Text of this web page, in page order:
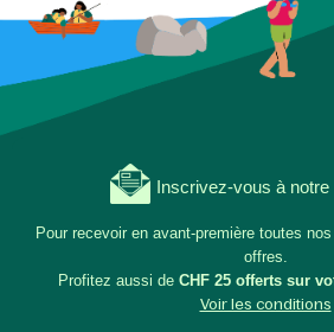
Inscrivez-vous à
Pour recevoir en avant-première toutes
offres.
Profitez aussi de CHF 25 offerts sur
Voir les conditions